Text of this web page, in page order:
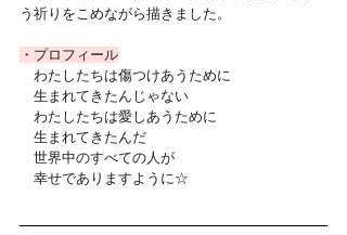
う祈りをこめながら描きました。
・プロフィール
わたしたちは傷つけあうために
生まれてきたんじゃない
わたしたちは愛しあうために
生まれてきたんだ
世界中のすべての人が
幸せでありますように☆